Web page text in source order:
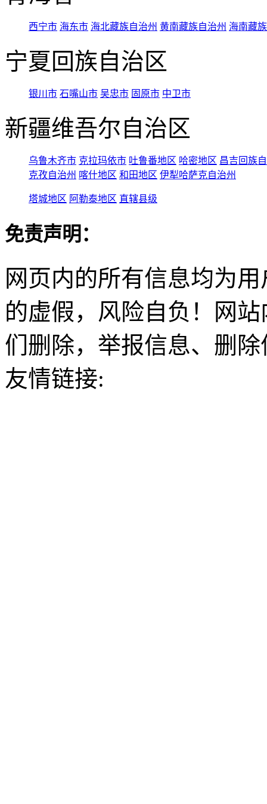
西宁市 海东市 海北藏族自治州 黄南藏族自治州 海南藏
宁夏回族自治区
银川市 石嘴山市 吴忠市 固原市 中卫市
新疆维吾尔自治区
乌鲁木齐市 克拉玛依市 吐鲁番地区 哈密地区 昌吉回族
克孜自治州 喀什地区 和田地区 伊犁哈萨克自治州
塔城地区 阿勒泰地区 直辖县级
免责声明：
网页内的所有信息均为
的虚假，风险自负！网
们删除，举报信息、删
友情链接: